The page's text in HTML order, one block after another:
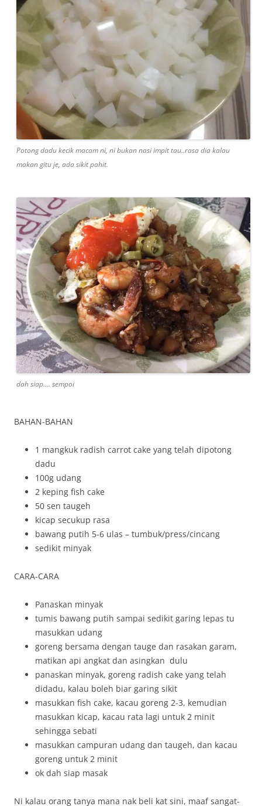
Potong dadu kecik macam ni, ni bukan nasi impit tau..rasa dia kalau
makan gitu je, ada sikit pahit.
dah siap…. sempoi
BAHAN-BAHAN
1 mangkuk radish carrot cake yang telah dipotong
dadu
100g udang
2 keping fish cake
50 sen taugeh
kicap secukup rasa
bawang putih 5-6 ulas – tumbuk/press/cincang
sedikit minyak
CARA-CARA
Panaskan minyak
tumis bawang putih sampai sedikit garing lepas tu
masukkan udang
goreng bersama dengan tauge dan rasakan garam,
matikan api angkat dan asingkan dulu
panaskan minyak, goreng radish cake yang telah
didadu, kalau boleh biar garing sikit
masukkan fish cake, kacau goreng 2-3, kemudian
masukkan kicap, kacau rata lagi untuk 2 minit
sehingga sebati
masukkan campuran udang dan taugeh, dan kacau
goreng untuk 2 minit
ok dah siap masak
Ni kalau orang tanya mana nak beli kat sini, maaf sangat-